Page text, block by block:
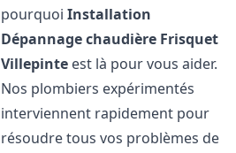
pourquoiInstallation
Dépannage chaudière Frisquet
Villepinte est là pour vous aider.
Nos plombiers expérimentés
interviennent rapidement pour
résoudre tous vos problèmes de